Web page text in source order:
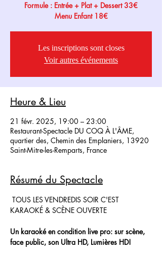
Formule : Entrée + Plat + Dessert 33€
Menu Enfant 18€
Les inscriptions sont closes
Voir autres événements
Heure & Lieu
21 févr. 2025, 19:00 – 23:00
Restaurant-Spectacle DU COQ À L'ÂME,
quartier des, Chemin des Emplaniers, 13920
Saint-Mitre-les-Remparts, France
Résumé du Spectacle
TOUS LES VENDREDIS SOIR C'EST
KARAOKÉ & SCÈNE OUVERTE
Un karaoké en condition live pro: sur scène,
face public, son Ultra HD, Lumières HD!